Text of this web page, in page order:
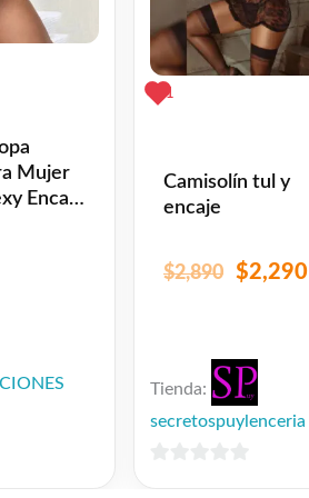
Mujer
Encaje
1
Camisolín tul y
encaje
$2,890 $2,290
Tienda:
secretospuylenceria